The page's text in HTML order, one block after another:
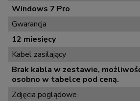
Windows 7 Pro
Gwarancja
12 miesięcy
Kabel zasilający
Brak kabla w zestawie,
osobno w tabelce pod ceną.
Zdjęcia poglądowe